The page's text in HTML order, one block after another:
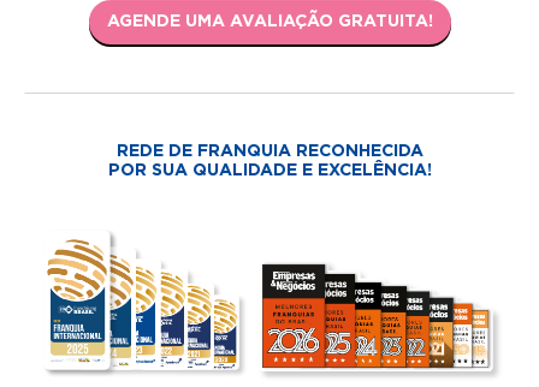
AGENDE UMA AVALIAÇÃO GRATUITA!
REDE DE FRANQUIA RECONHECIDA
POR SUA QUALIDADE E EXCELÊNCIA!